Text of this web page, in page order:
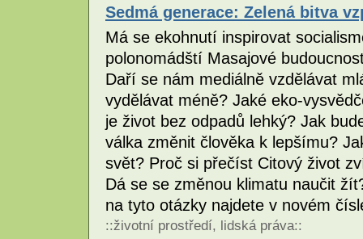
Sedmá generace: Zelená bitva
Má se ekohnutí inspirovat
polonomádští Masajové
Daří se nám mediálně vzdělávat
vydělávat méně? Jaké eko-
je život bez odpadů lehký? Jak
válka změnit člověka k lepšímu?
svět? Proč si přečíst Citový život
Dá se se změnou klimatu naučit
na tyto otázky najdete v novém
::životní prostředí, lidská práva::